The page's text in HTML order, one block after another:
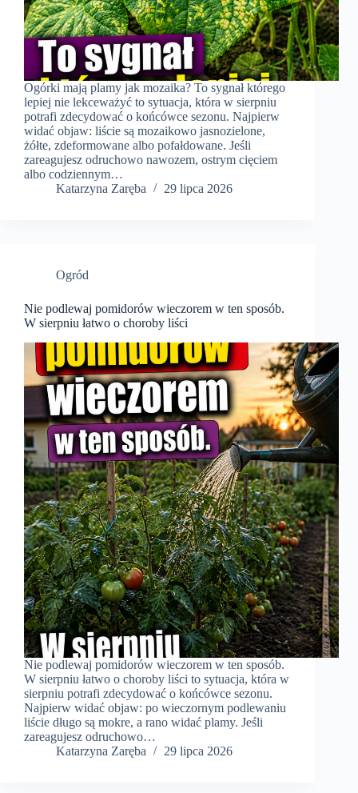
Ogórki mają plamy jak mozaika? To sygnał którego
lepiej nie lekceważyć to sytuacja, która w sierpniu
potrafi zdecydować o końcówce sezonu. Najpierw
widać objaw: liście są mozaikowo jasnozielone,
żółte, zdeformowane albo pofałdowane. Jeśli
zareagujesz odruchowo nawozem, ostrym cięciem
albo codziennym…
Katarzyna Zaręba
29 lipca 2026
Ogród
Nie podlewaj pomidorów wieczorem w ten sposób.
W sierpniu łatwo o choroby liści
Nie podlewaj pomidorów wieczorem w ten sposób.
W sierpniu łatwo o choroby liści to sytuacja, która w
sierpniu potrafi zdecydować o końcówce sezonu.
Najpierw widać objaw: po wieczornym podlewaniu
liście długo są mokre, a rano widać plamy. Jeśli
zareagujesz odruchowo…
Katarzyna Zaręba
29 lipca 2026